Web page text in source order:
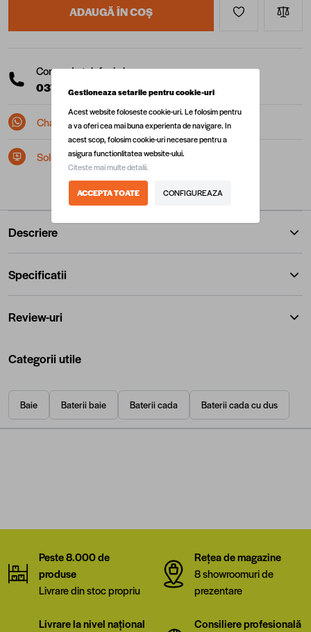
ADAUGĂ ÎN COȘ
Comanda telefonic la:
0377 10 22 22(L-V: 08:00 - 17:00)
Chat pe Whatsapp
Solicita postare in SEAP/SICAP
Descriere
Specificatii
Review-uri
Categorii utile
Baie Baterii baie Baterii cada Baterii cada cu dus
Peste 8.000 de
produse
Livrare din stoc propriu
Rețea de magazine
8 showroomuri de
prezentare
Livrare la nivel național
Consiliere profesională
Gestioneaza setarile pentru cookie-uri
Acest website foloseste cookie-uri. Le folosim pentru
a va oferi cea mai buna experienta de navigare. In
acest scop, folosim cookie-uri necesare pentru a
asigura functionlitatea website-ului.
Citeste mai multe detalii.
ACCEPTA TOATE CONFIGUREAZA